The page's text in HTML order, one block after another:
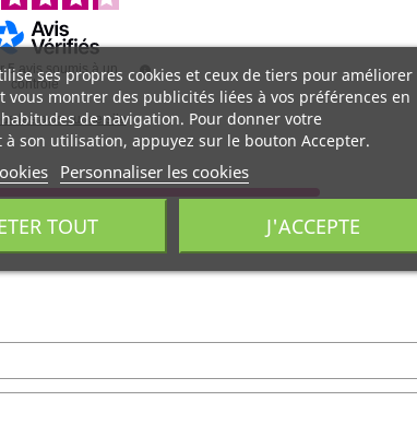
5 avis soumis à un
contrôle
les avis sur ce site
ses propres cookies et ceux de tiers pour améliorer
vous montrer des publicités liées à vos préférences en
de navigation. Pour donner votre
à son utilisation, appuyez sur le bouton Accepter.
Personnaliser les cookies
TOUT J'ACCEPTE